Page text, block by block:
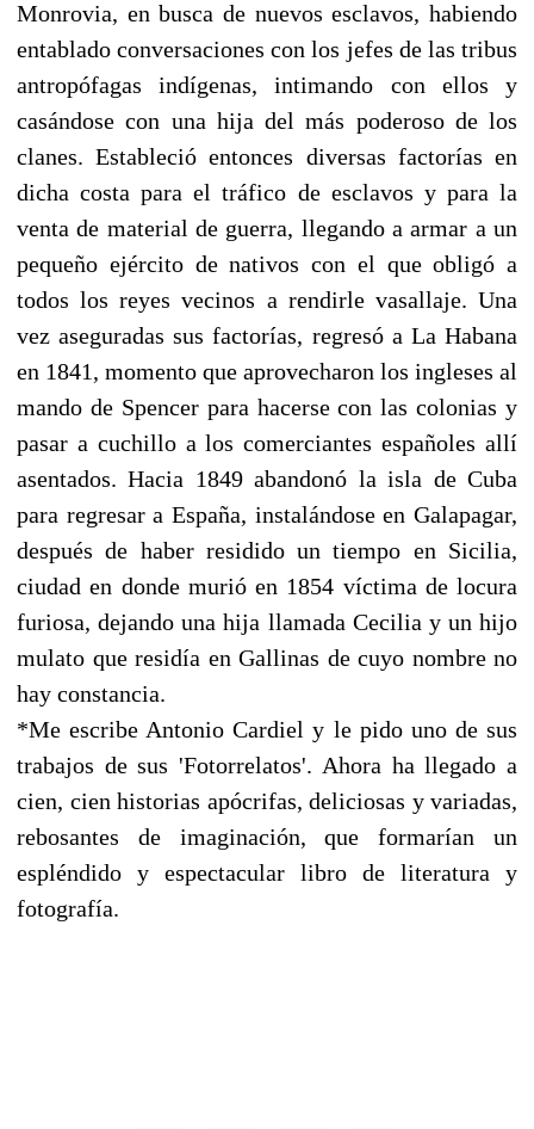
Monrovia, en busca de nuevos esclavos, habiendo
entablado conversaciones con los jefes de las tribus
antropófagas indígenas, intimando con ellos y
casándose con una hija del más poderoso de los
clanes. Estableció entonces diversas factorías en
dicha costa para el tráfico de esclavos y para la
venta de material de guerra, llegando a armar a un
pequeño ejército de nativos con el que obligó a
todos los reyes vecinos a rendirle vasallaje. Una
vez aseguradas sus factorías, regresó a La Habana
en 1841, momento que aprovecharon los ingleses al
mando de Spencer para hacerse con las colonias y
pasar a cuchillo a los comerciantes españoles allí
asentados. Hacia 1849 abandonó la isla de Cuba
para regresar a España, instalándose en Galapagar,
después de haber residido un tiempo en Sicilia,
ciudad en donde murió en 1854 víctima de locura
furiosa, dejando una hija llamada Cecilia y un hijo
mulato que residía en Gallinas de cuyo nombre no
hay constancia.
*Me escribe Antonio Cardiel y le pido uno de sus
trabajos de sus 'Fotorrelatos'. Ahora ha llegado a
cien, cien historias apócrifas, deliciosas y variadas,
rebosantes de imaginación, que formarían un
espléndido y espectacular libro de literatura y
fotografía.